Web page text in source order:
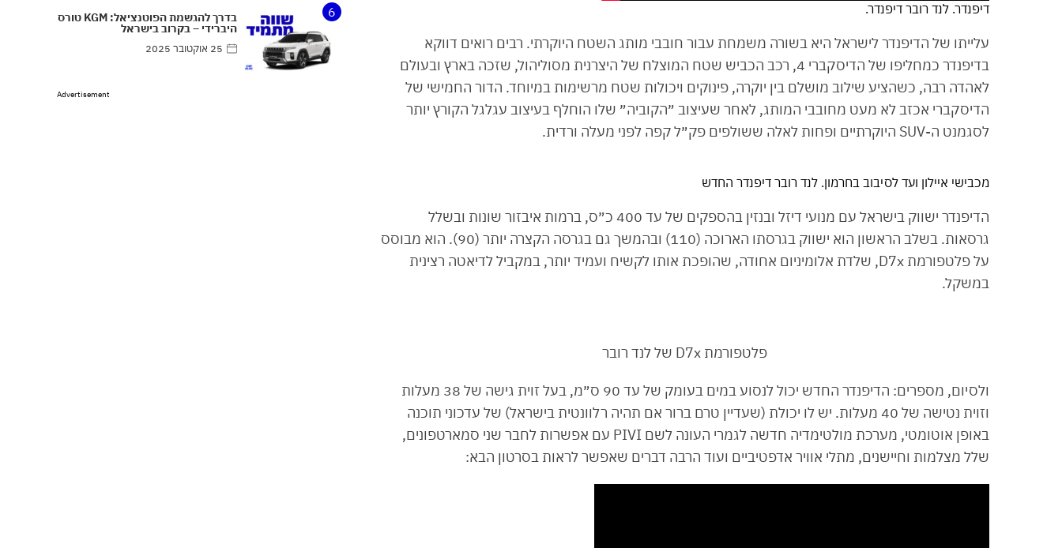
דיפנדר. לנד רובר דיפנדר.
עלייתו של הדיפנדר לישראל היא בשורה משמחת עבור חובבי מותג השטח היוקרתי. רבים רואים דווקא
בדיפנדר כמחליפו של הדיסקברי 4, רכב הכביש שטח המוצלח של היצרנית מסוליהול, שזכה בארץ ובעולם
לאהדה רבה, כשהציע שילוב מושלם בין יוקרה, פינוקים ויכולות שטח מרשימות במיוחד. הדור החמישי של
הדיסקברי אכזב לא מעט מחובבי המותג, לאחר שעיצוב ״הקוביה״ שלו הוחלף בעיצוב עגלגל הקורץ יותר
לסגמנט ה-SUV היוקרתיים ופחות לאלה ששולפים פק״ל קפה לפני מעלה ורדית.
מכבישי איילון ועד לסיבוב בחרמון. לנד רובר דיפנדר החדש
הדיפנדר ישווק בישראל עם מנועי דיזל ובנזין בהספקים של עד 400 כ״ס, ברמות איבזור שונות ובשלל
גרסאות. בשלב הראשון הוא ישווק בגרסתו הארוכה (110) ובהמשך גם בגרסה הקצרה יותר (90). הוא מבוסס
על פלטפורמת D7x, שלדת אלומיניום אחודה, שהופכת אותו לקשיח ועמיד יותר, במקביל לדיאטה רצינית
במשקל.
פלטפורמת D7x של לנד רובר
ולסיום, מספרים: הדיפנדר החדש יכול לנסוע במים בעומק של עד 90 ס״מ, בעל זוית גישה של 38 מעלות
וזוית נטישה של 40 מעלות. יש לו יכולת (שעדיין טרם ברור אם תהיה רלוונטית בישראל) של עדכוני תוכנה
באופן אוטומטי, מערכת מולטימדיה חדשה לגמרי העונה לשם PIVI עם אפשרות לחבר שני סמארטפונים,
שלל מצלמות וחיישנים, מתלי אוויר אדפטיביים ועוד הרבה דברים שאפשר לראות בסרטון הבא:
6 בדרך להגשמת הפוטנציאל: KGM טורס
היברידי – בקרוב בישראל
25 אוקטובר 2025
Advertisement